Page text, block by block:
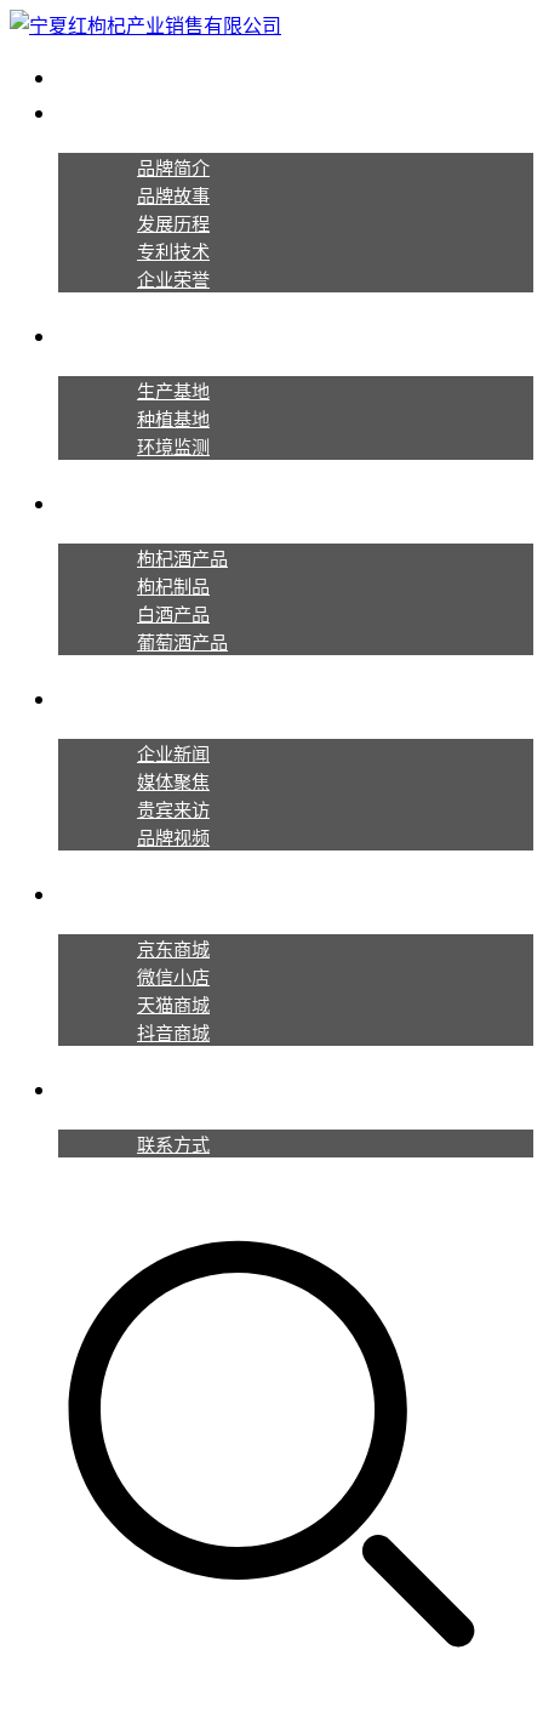
品牌简介
品牌故事
发展历程
专利技术
企业荣誉
生产基地
种植基地
环境监测
枸杞酒产品
枸杞制品
白酒产品
葡萄酒产品
企业新闻
媒体聚焦
贵宾来访
品牌视频
京东商城
微信小店
天猫商城
抖音商城
联系方式